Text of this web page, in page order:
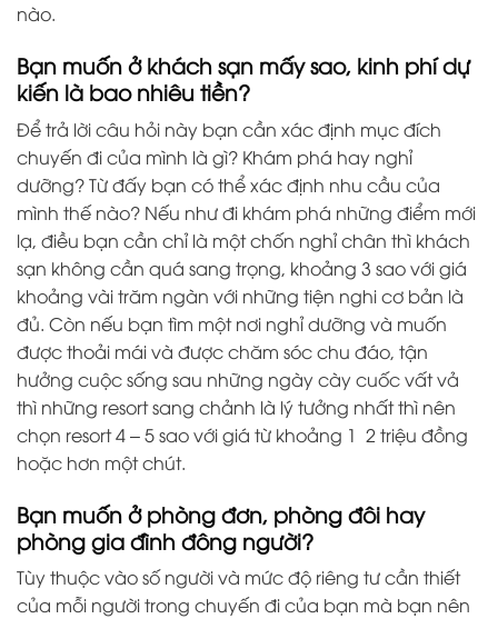
nào.
Bạn muốn ở khách sạn mấy sao, kinh phí dự
kiến là bao nhiêu tiền?
Để trả lời câu hỏi này bạn cần xác định mục đích
chuyến đi của mình là gì? Khám phá hay nghỉ
dưỡng? Từ đấy bạn có thể xác định nhu cầu của
mình thế nào? Nếu như đi khám phá những điểm mới
lạ, điều bạn cần chỉ là một chốn nghỉ chân thì khách
sạn không cần quá sang trọng, khoảng 3 sao với giá
khoảng vài trăm ngàn với những tiện nghi cơ bản là
đủ. Còn nếu bạn tìm một nơi nghỉ dưỡng và muốn
được thoải mái và được chăm sóc chu đáo, tận
hưởng cuộc sống sau những ngày cày cuốc vất vả
thì những resort sang chảnh là lý tưởng nhất thì nên
chọn resort 4 – 5 sao với giá từ khoảng 1 2 triệu đồng
hoặc hơn một chút.
Bạn muốn ở phòng đơn, phòng đôi hay
phòng gia đình đông người?
Tùy thuộc vào số người và mức độ riêng tư cần thiết
của mỗi người trong chuyến đi của bạn mà bạn nên